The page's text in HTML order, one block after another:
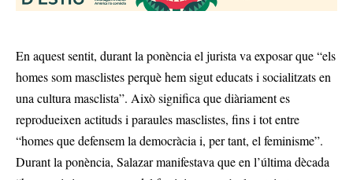
En aquest sentit, durant la ponència el jurista va exposar que “els
homes som masclistes perquè hem sigut educats i socialitzats en
una cultura masclista”. Això significa que diàriament es
reprodueixen actituds i paraules masclistes, fins i tot entre
“homes que defensem la democràcia i, per tant, el feminisme”.
Durant la ponència, Salazar manifestava que en l’última dècada